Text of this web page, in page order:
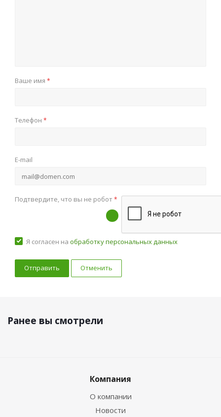
Ваше имя *
Телефон *
E-mail
Подтвердите, что вы не робот*
Я согласен на обработку персональных данных
Отменить
Ранее вы смотрели
Компания
О компании
Новости